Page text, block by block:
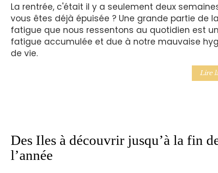
La rentrée, c'était il y a seulement deux
vous êtes déjà épuisée ? Une grande partie de la
fatigue que nous ressentons au quotidien est
fatigue accumulée et due à notre mauvaise
de vie.
Lire
Des Iles à découvrir jusqu’à la fin
l’année